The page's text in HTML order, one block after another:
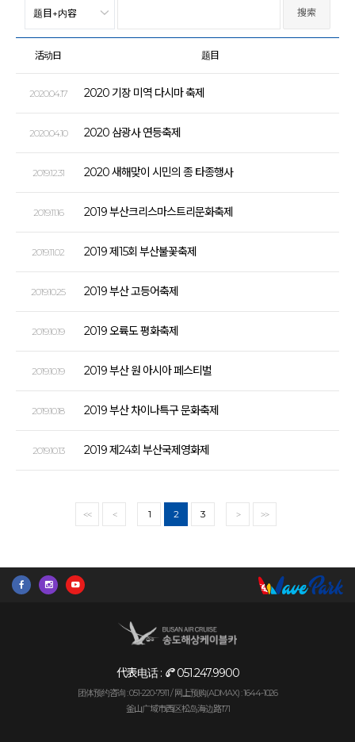
活动日 题目
2020.04.17 2020 기장 미역 다시마 축제
2020.04.10 2020 삼광사 연등축제
2019.12.31 2020 새해맞이 시민의 종 타종행사
2019.11.16 2019 부산크리스마스트리문화축제
2019.11.02 2019 제15회 부산불꽃축제
2019.10.25 2019 부산 고등어축제
2019.10.19 2019 오륙도 평화축제
2019.10.19 2019 부산 원 아시아 페스티벌
2019.10.18 2019 부산 차이나특구 문화축제
2019.10.13 2019 제24회 부산국제영화제
<< < 1 2 3 > >>
代表电话 : 051.247.9900
团体预约咨询 : 051-220-7911 / 网上预购(ADMAX) : 1644-1026
釜山广域市西区松岛海边路171